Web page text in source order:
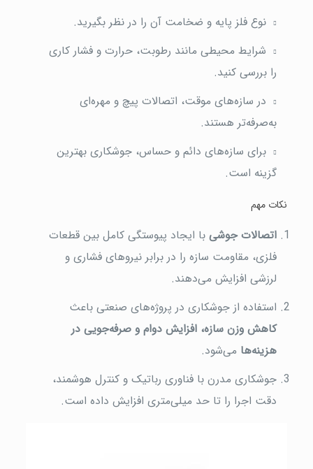
نوع فلز پایه و ضخامت آن را در نظر بگیرید.
شرایط محیطی مانند رطوبت، حرارت و فشار کاری
را بررسی کنید.
در سازه‌های موقت، اتصالات پیچ و مهره‌ای
به‌صرفه‌تر هستند.
برای سازه‌های دائم و حساس، جوشکاری بهترین
گزینه است.
نکات مهم
اتصالات جوشیبا ایجاد پیوستگی کامل بین قطعات
فلزی، مقاومت سازه را در برابر نیروهای فشاری و
لرزشی افزایش می‌دهند.
استفاده از جوشکاری در پروژه‌های صنعتی باعث
کاهش وزن سازه، افزایش دوام و صرفه‌جویی در
هزینه‌ها می‌شود.
جوشکاری مدرن با فناوری رباتیک و کنترل هوشمند،
دقت اجرا را تا حد میلی‌متری افزایش داده است.